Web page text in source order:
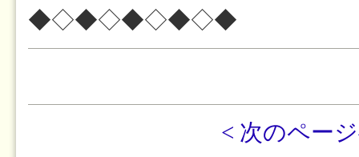
◆◇◆◇◆◇◆◇◆
< 次のペー